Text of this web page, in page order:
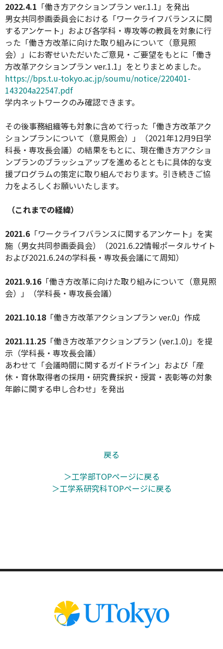
2022.4.1 「働き方アクションプラン ver.1.1」を発出
男女共同参画委員会における「ワークライフバランスに関
するアンケート」および各学科・専攻等の教員を対象に行
った「働き方改革に向けた取り組みについて（意見照
会）」にお寄せいただいたご意見・ご要望をもとに「働き
方改革アクションプラン ver.1.1」をとりまとめました。
https://bps.t.u-tokyo.ac.jp/soumu/notice/220401-
143204a22547.pdf
学内ネットワークのみ確認できます。
その後事務組織等も対象に含めて行った「働き方改革アク
ションプランについて（意見照会）」（2021年12月9日学
科長・専攻長会議）の結果をもとに、現在働き方アクショ
ンプランのブラッシュアップを進めるとともに具体的な支
援プログラムの策定に取り組んでおります。引き続きご協
力をよろしくお願いいたします。
（これまでの経緯）
2021.6 「ワークライフバランスに関するアンケート」を実
施（男女共同参画委員会）（2021.6.22情報ポータルサイト
および2021.6.24の学科長・専攻長会議にて周知）
2021.9.16 「働き方改革に向けた取り組みについて（意見照
会）」（学科長・専攻長会議）
2021.10.18「働き方改革アクションプラン ver.0」作成
2021.11.25 「働き方改革アクションプラン (ver.1.0)」を提
示（学科長・専攻長会議）
あわせて「会議時間に関するガイドライン」および「産
休・育休取得者の採用・研究費採択・授賞・表彰等の対象
年齢に関する申し合わせ」を発出
戻る
＞工学部TOPページに戻る
＞工学系研究科TOPページに戻る